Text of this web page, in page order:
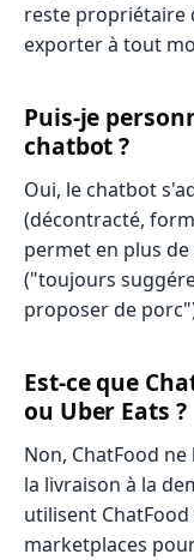
reste propriétaire
exporter à tout
Puis-je
chatbot ?
Oui, le chatbot
(décontracté,
permet en plus
("toujours
proposer de
Est-ce que
ou Uber Eats ?
Non, ChatFood
la livraison à la
utilisent
marketplaces